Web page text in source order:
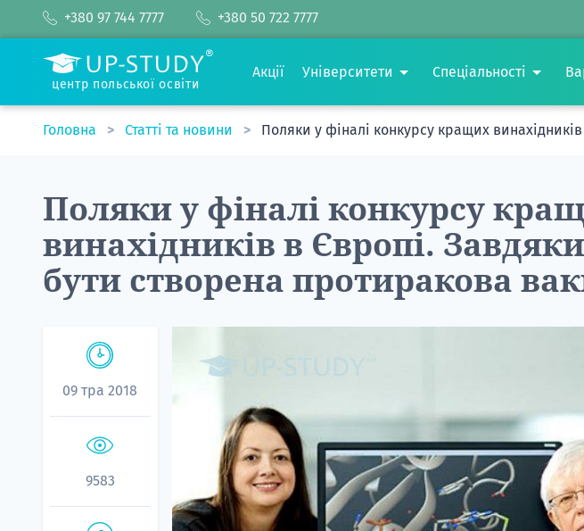
+380 97 744 7777 +380 50 722 7777
центр польської освіти
Акції Університети Спеціальності
Головна Статті та новини Поляки у фіналі конкурсу кращих
Поляки у фіналі конкурсу
винахідників в Європі.
бути створена протиракова
09 тра 2018
9583